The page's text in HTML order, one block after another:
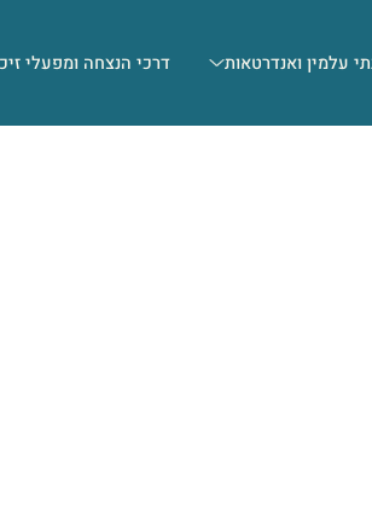
עלמין ואנדרטאות דרכי הנצחה ומפעלי